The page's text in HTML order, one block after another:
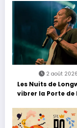
2 août 2026
Les Nuits de
vibrer la Porte de
découvertes et
reggae